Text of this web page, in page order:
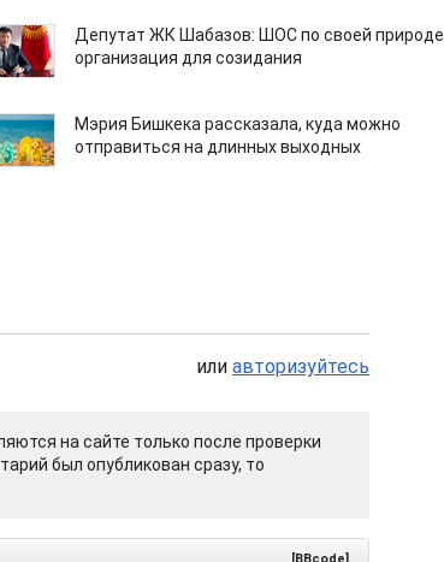
Депутат ЖК Шабазов: ШОС по своей природе
организация для созидания
Мэрия Бишкека рассказала, куда можно
отправиться на длинных выходных
или авторизуйтесь
на сайте только после проверки
был опубликован сразу, то